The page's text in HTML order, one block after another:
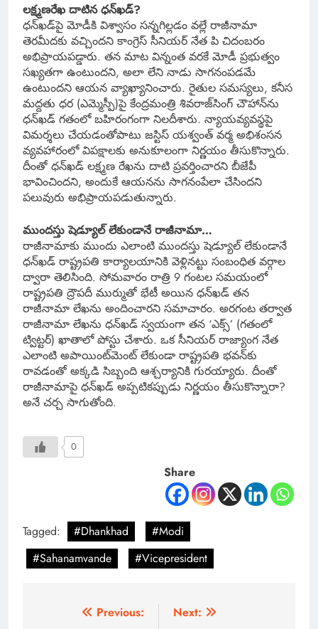
లక్ష్మణరేఖ దాటిన ధన్‌ఖడ్‌?
ధన్‌ఖడ్‌పై మోడీకి విశ్వాసం సన్నగిల్లడం వల్లే రాజీనామా
తెరమీదకు వచ్చిందని కాంగ్రెస్‌ సీనియర్‌ నేత పి చిదంబరం
అభిప్రాయపడ్డారు. తన మాట విన్నంత వరకే మోడీ ప్రభుత్వం
సఖ్యతగా ఉంటుందని, అలా లేని నాడు సాగనంపడమే
ఉంటుందని ఆయన వ్యాఖ్యానించారు. రైతుల సమస్యలు, కనీస
మద్దతు ధర (ఎమ్మెస్పీ)పై కేంద్రమంత్రి శివరాజ్‌సింగ్‌ చౌహాన్‌ను
ధన్‌ఖడ్‌ గతంలో బహిరంగంగా నిలదీశారు. న్యాయవ్యవస్థపై
విమర్శలు చేయడంతోపాటు జస్టిస్‌ యశ్వంత్‌ వర్మ అభిశంసన
వ్యవహారంలో విపక్షాలకు అనుకూలంగా నిర్ణయం తీసుకొన్నారు.
దీంతో ధన్‌ఖడ్‌ లక్ష్మణ రేఖను దాటి ప్రవర్తించారని బీజేపీ
భావించిందని, అందుకే ఆయనను సాగనంపేలా చేసిందని
పలువురు అభిప్రాయపడుతున్నారు.
ముందస్తు షెడ్యూల్‌ లేకుండానే రాజీనామా…
రాజీనామాకు ముందు ఎలాంటి ముందస్తు షెడ్యూల్‌ లేకుండానే
ధన్‌ఖడ్‌ రాష్ట్రపతి కార్యాలయానికి వెళ్లినట్టు సంబంధిత వర్గాల
ద్వారా తెలిసింది. సోమవారం రాత్రి 9 గంటల సమయంలో
రాష్ట్రపతి ద్రౌపదీ ముర్ముతో భేటీ అయిన ధన్‌ఖడ్‌ తన
రాజీనామా లేఖను అందించారని సమాచారం. అరగంట తర్వాత
రాజీనామా లేఖను ధన్‌ఖడ్‌ స్వయంగా తన ‘ఎక్స్‌’ (గతంలో
ట్విట్టర్‌) ఖాతాలో పోస్టు చేశారు. ఒక సీనియర్‌ రాజ్యాంగ నేత
ఎలాంటి అపాయింట్‌మెంట్‌ లేకుండా రాష్ట్రపతి భవన్‌కు
రావడంతో అక్కడి సిబ్బంది ఆశ్చర్యానికి గురయ్యారు. దీంతో
రాజీనామాపై ధన్‌ఖడ్‌ అప్పటికప్పుడు నిర్ణయం తీసుకొన్నారా?
అనే చర్చ సాగుతోంది.
0
Share
Tagged: #Dhankhad
#Modi
#Sahanamvande
#Vicepresident
Previous:
Next: